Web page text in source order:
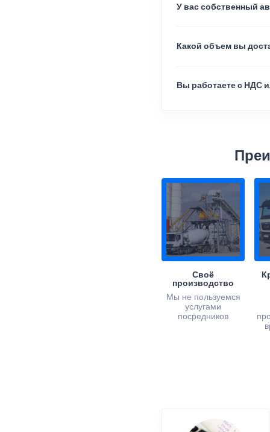
У вас собственный
Какой объем вы
Вы работаете с НДС
Своё
производство
Мы не пользуемся
услугами
посредников